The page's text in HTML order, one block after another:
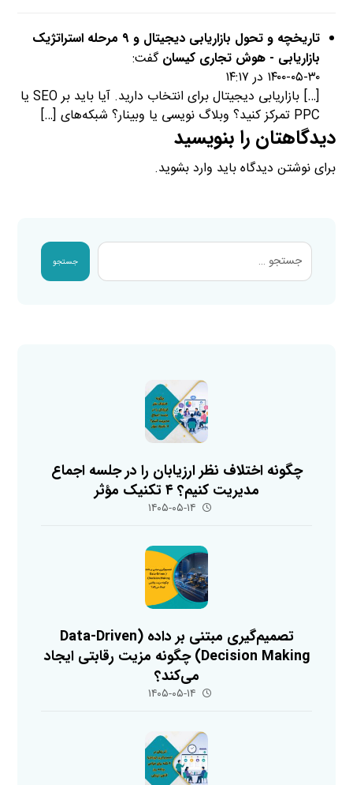
تاریخچه و تحول بازاریابی دیجیتال و ۹ مرحله استراتژیک
بازاریابی - هوش تجاری کیسان گفت:
۱۴۰۰-۰۵-۳۰ در ۱۴:۱۷
[…] بازاریابی دیجیتال برای انتخاب دارید. آیا باید بر SEO یا
PPC تمرکز کنید؟ وبلاگ نویسی یا وبینار؟ شبکه‌های […]
دیدگاهتان را بنویسید
برای نوشتن دیدگاه باید وارد بشوید.
جستجو
چگونه اختلاف نظر ارزیابان را در جلسه اجماع
مدیریت کنیم؟ ۴ تکنیک مؤثر
۱۴۰۵-۰۵-۱۴
تصمیم‌گیری مبتنی بر داده (Data-Driven
Decision Making) چگونه مزیت رقابتی ایجاد
می‌کند؟
۱۴۰۵-۰۵-۱۴